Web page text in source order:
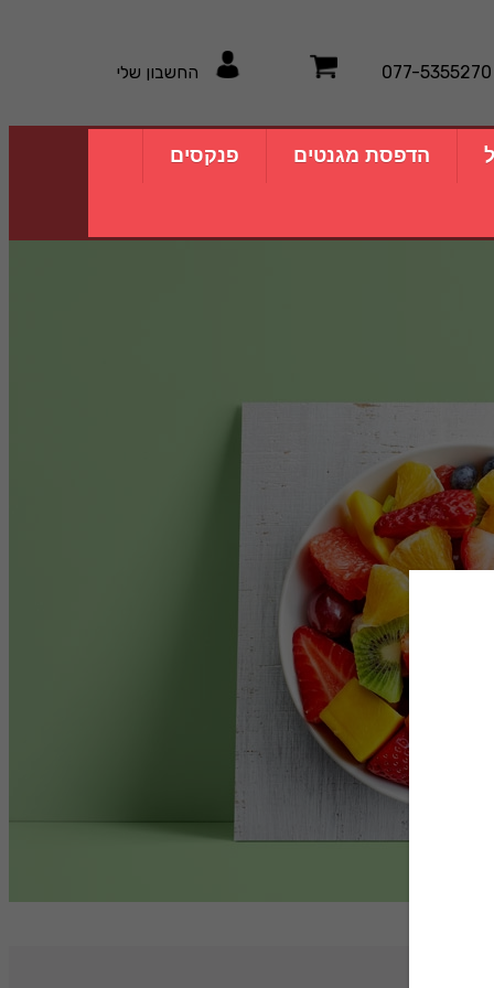
077-5355270 החשבון שלי
הדפסת מגנטים פנקסים